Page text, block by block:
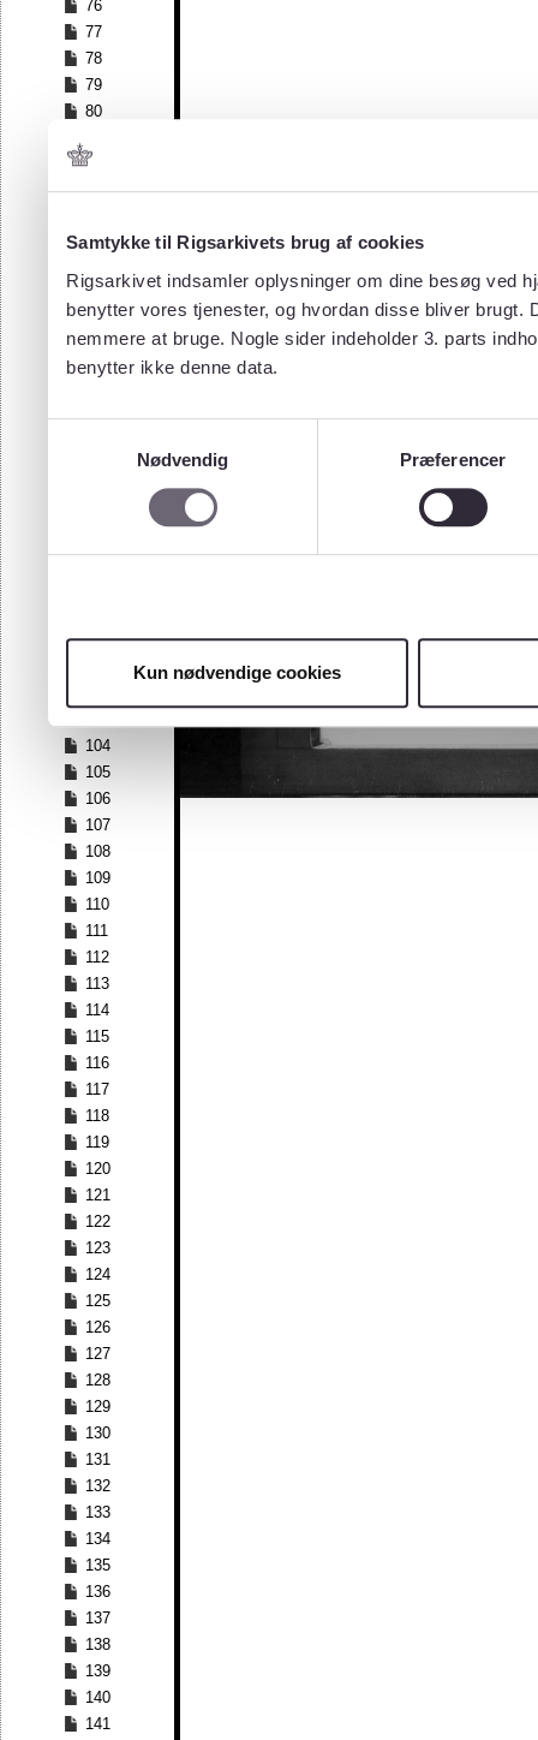
Samtykke til Rigsarkivets brug af cookies
Rigsarkivet indsamler oplysninger om dine besøg ved
benytter vores tjenester, og hvordan disse bliver
nemmere at bruge. Nogle sider indeholder 3. parts
benytter ikke denne data.
Nødvendig
Præferencer
Kun nødvendige cookies
76
77
78
79
80
82
83
85
87
88
89
90
97
100
104
105
106
107
108
109
110
111
112
113
114
115
116
117
118
119
120
121
122
123
124
125
126
127
128
129
130
131
132
133
134
135
136
137
138
139
140
141